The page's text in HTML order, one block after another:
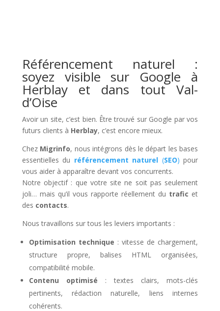
Référencement naturel :
soyez visible sur Google à
Herblay et dans tout Val-
d’Oise
Avoir un site, c’est bien. Être trouvé sur Google par vos
futurs clients à Herblay, c’est encore mieux.
Chez Migrinfo, nous intégrons dès le départ les bases
essentielles du référencement naturel (SEO) pour
vous aider à apparaître devant vos concurrents.
Notre objectif : que votre site ne soit pas seulement
joli… mais qu’il vous rapporte réellement du trafic et
des contacts.
Nous travaillons sur tous les leviers importants :
Optimisation technique : vitesse de chargement,
structure propre, balises HTML organisées,
compatibilité mobile.
Contenu optimisé : textes clairs, mots-clés
pertinents, rédaction naturelle, liens internes
cohérents.